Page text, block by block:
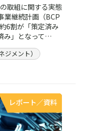
取組に関する実態
業継続計画（BCP
6割が「策定済み
み」となって…
ジメント）
レポート／資料